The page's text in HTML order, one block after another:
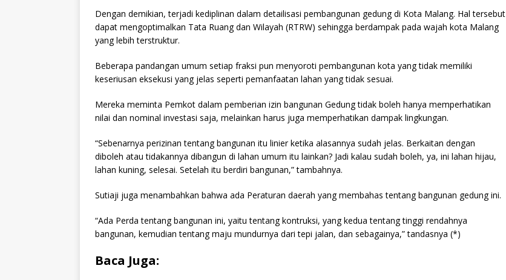
Dengan demikian, terjadi kediplinan dalam detailisasi pembangunan gedung di Kota Malang. Hal tersebut
dapat mengoptimalkan Tata Ruang dan Wilayah (RTRW) sehingga berdampak pada wajah kota Malang
yang lebih terstruktur.
Beberapa pandangan umum setiap fraksi pun menyoroti pembangunan kota yang tidak memiliki
keseriusan eksekusi yang jelas seperti pemanfaatan lahan yang tidak sesuai.
Mereka meminta Pemkot dalam pemberian izin bangunan Gedung tidak boleh hanya memperhatikan
nilai dan nominal investasi saja, melainkan harus juga memperhatikan dampak lingkungan.
“Sebenarnya perizinan tentang bangunan itu linier ketika alasannya sudah jelas. Berkaitan dengan
diboleh atau tidakannya dibangun di lahan umum itu lainkan? Jadi kalau sudah boleh, ya, ini lahan hijau,
lahan kuning, selesai. Setelah itu berdiri bangunan,” tambahnya.
Sutiaji juga menambahkan bahwa ada Peraturan daerah yang membahas tentang bangunan gedung ini.
“Ada Perda tentang bangunan ini, yaitu tentang kontruksi, yang kedua tentang tinggi rendahnya
bangunan, kemudian tentang maju mundurnya dari tepi jalan, dan sebagainya,” tandasnya (*)
Baca Juga: